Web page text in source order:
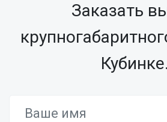
Заказать
Кубинке.